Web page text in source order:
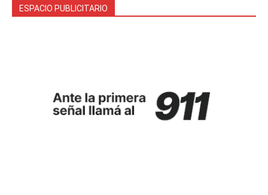
ESPACIO PUBLICITARIO